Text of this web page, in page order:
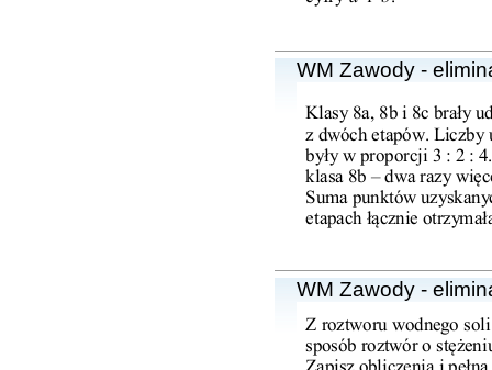
WM Zawody -
WM Zawody -